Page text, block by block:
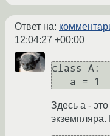
Ответ на:
12:04:27 +00:00
class A:
Здесь a -
экземпляра.